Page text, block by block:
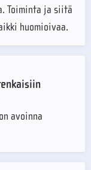
Toiminta ja siitä
huomioivaa.
avoinna